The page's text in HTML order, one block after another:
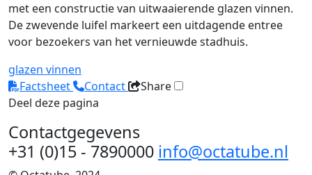
met een constructie van uitwaaierende glazen vinnen.
De zwevende luifel markeert een uitdagende entree
voor bezoekers van het vernieuwde stadhuis.
glazen vinnen
Factsheet
Contact
Share
Deel deze pagina
Contactgegevens
+31 (0)15 - 7890000 info@octatube.nl